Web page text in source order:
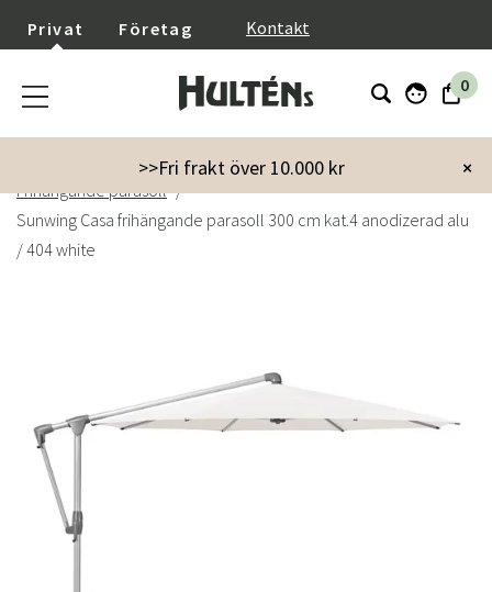
Privat Företag Kontakt
0
×
>>Fri frakt över 10.000 kr
Trädgård
Parasoll & Tillbehör
Frihängande parasoll
Sunwing Casa frihängande parasoll 300 cm kat.4 anodizerad alu
/ 404 white